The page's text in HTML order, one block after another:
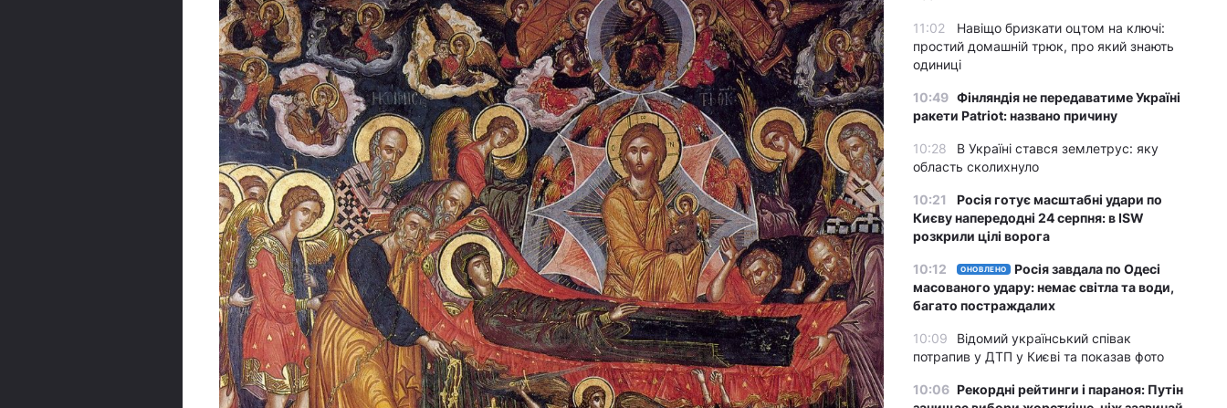
11:02
Навіщо бризкати оцтом на ключі:
простий домашній трюк, про який знають
одиниці
10:49 Фінляндія не передаватиме Україні
ракети Patriot: названо причину
10:28
В Україні стався землетрус: яку
область сколихнуло
10:21
Росія готує масштабні удари по
Києву напередодні 24 серпня: в ISW
розкрили цілі ворога
10:12 ОНОВЛЕНО
Росія завдала по Одесі
масованого удару: немає світла та води,
багато постраждалих
10:09
Відомий український співак
потрапив у ДТП у Києві та показав фото
10:06 Рекордні рейтинги і параноя: Путін